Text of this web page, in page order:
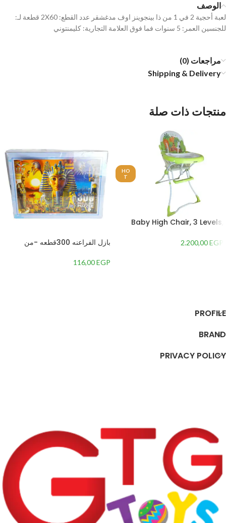
الوصف
لعبة أحجية 2 في 1 من ذا بينجوينز اوف مدغشقر عدد القطع: 2X60 قطعة لـ:
للجنسين العمر: 5 سنوات فما فوق العلامة التجارية: كليمنتوني
مراجعات (0)
Shipping & Delivery
منتجات ذات صلة
HO
T
Baby High Chair, 3 Levels,
2.200,00EGP بازل الفراعنه 300قطعه -من
116,00EGP
PROFILE
BRAND
PRIVACY POLICY